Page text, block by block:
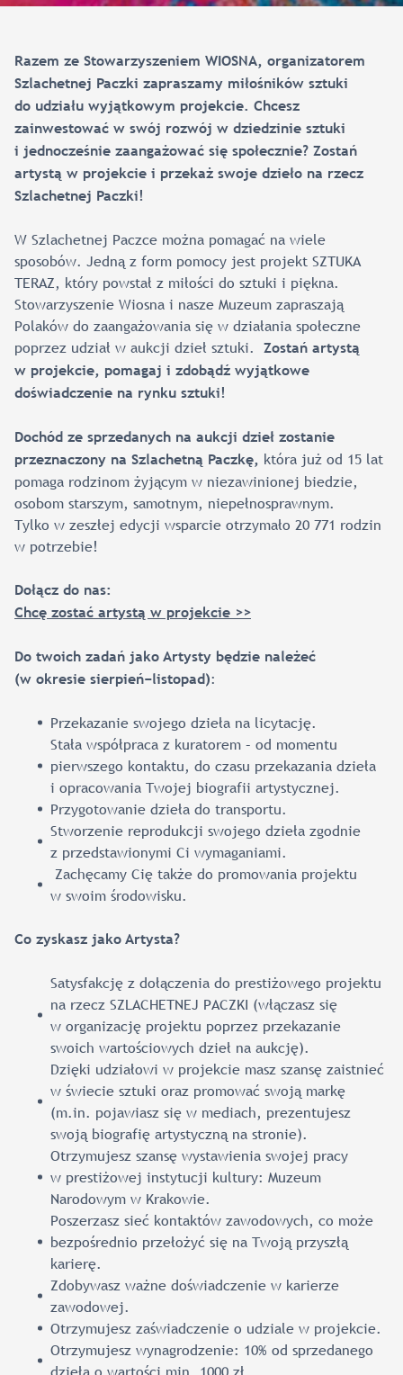
Razem ze Stowarzyszeniem WIOSNA, organizatorem
Szlachetnej Paczki zapraszamy miłośników sztuki
do udziału wyjątkowym projekcie. Chcesz
zainwestować w swój rozwój w dziedzinie sztuki
i jednocześnie zaangażować się społecznie? Zostań
artystą w projekcie i przekaż swoje dzieło na rzecz
Szlachetnej Paczki!
W Szlachetnej Paczce można pomagać na wiele
sposobów. Jedną z form pomocy jest projekt SZTUKA
TERAZ, który powstał z miłości do sztuki i piękna.
Stowarzyszenie Wiosna i nasze Muzeum zapraszają
Polaków do zaangażowania się w działania społeczne
poprzez udział w aukcji dzieł sztuki. Zostań artystą
w projekcie, pomagaj i zdobądź wyjątkowe
doświadczenie na rynku sztuki!
Dochód ze sprzedanych na aukcji dzieł zostanie
przeznaczony na Szlachetną Paczkę, która już od 15 lat
pomaga rodzinom żyjącym w niezawinionej biedzie,
osobom starszym, samotnym, niepełnosprawnym.
Tylko w zeszłej edycji wsparcie otrzymało 20 771 rodzin
w potrzebie!
Dołącz do nas:
Chcę zostać artystą w projekcie >>
Do twoich zadań jako Artysty będzie należeć
(w okresie sierpień−listopad):
Przekazanie swojego dzieła na licytację.
Stała współpraca z kuratorem – od momentu
pierwszego kontaktu, do czasu przekazania dzieła
i opracowania Twojej biografii artystycznej.
Przygotowanie dzieła do transportu.
Stworzenie reprodukcji swojego dzieła zgodnie
z przedstawionymi Ci wymaganiami.
Zachęcamy Cię także do promowania projektu
w swoim środowisku.
Co zyskasz jako Artysta?
Satysfakcję z dołączenia do prestiżowego projektu
na rzecz SZLACHETNEJ PACZKI (włączasz się
w organizację projektu poprzez przekazanie
swoich wartościowych dzieł na aukcję).
Dzięki udziałowi w projekcie masz szansę zaistnieć
w świecie sztuki oraz promować swoją markę
(m.in. pojawiasz się w mediach, prezentujesz
swoją biografię artystyczną na stronie).
Otrzymujesz szansę wystawienia swojej pracy
w prestiżowej instytucji kultury: Muzeum
Narodowym w Krakowie.
Poszerzasz sieć kontaktów zawodowych, co może
bezpośrednio przełożyć się na Twoją przyszłą
karierę.
Zdobywasz ważne doświadczenie w karierze
zawodowej.
Otrzymujesz zaświadczenie o udziale w projekcie.
Otrzymujesz wynagrodzenie: 10% od sprzedanego